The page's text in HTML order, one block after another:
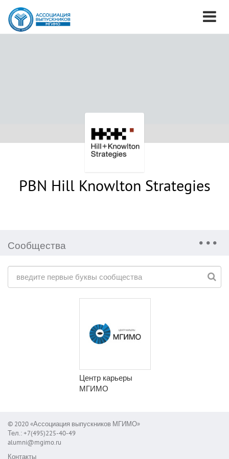
PBN Hill Knowlton Strategies
Сообщества
Центр карьеры
МГИМО
© 2020 «Ассоциация выпускников МГИМО»
Тел.: +7(495)225-40-49
alumni@mgimo.ru
Контакты